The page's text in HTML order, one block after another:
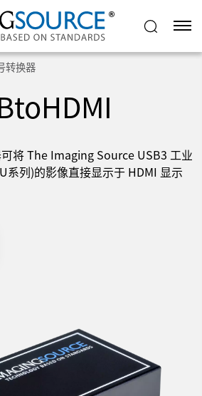
转换器
将 The Imaging Source USB3 工业
系列)的影像直接显示于 HDMI 显示